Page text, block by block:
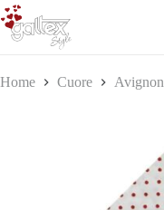
Salta
al
contenuto
Home Cuore Avignon